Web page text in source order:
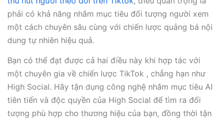
phải có khả năng nhắm mục tiêu đối tượng người xem
một cách chuyên sâu cùng với chiến lược quảng bá nội
dung tự nhiên hiệu quả.
Bạn có thể đạt được cả hai điều này khi hợp tác với
một chuyên gia về chiến lược TikTok , chẳng hạn như
High Social. Hãy tận dụng công nghệ nhắm mục tiêu AI
tiên tiến và độc quyền của High Social để tìm ra đối
tượng phù hợp cho thương hiệu của bạn, đồng thời tận